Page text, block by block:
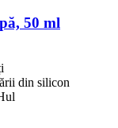
50 ml
din silicon